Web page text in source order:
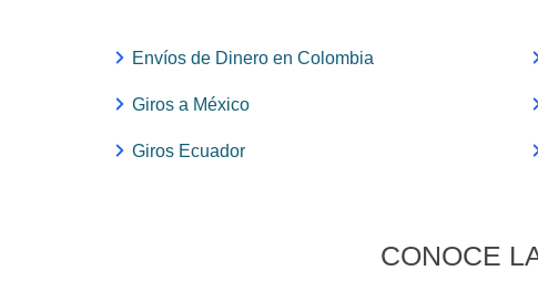
Envíos de Dinero en Colombia
Giros a México
Giros Ecuador
CONOCE